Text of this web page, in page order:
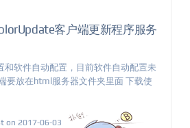
客户端更新程序服务
和软件自动配置，目前软件自动配置未
要放在html服务器文件夹里面 下载使
on 2017-06-03